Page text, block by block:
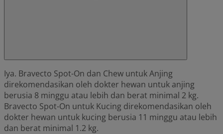
Iya. Bravecto Spot-On dan Chew untuk Anjing
direkomendasikan oleh dokter hewan untuk anjing
berusia 8 minggu atau lebih dan berat minimal 2 kg.
Bravecto Spot-On untuk Kucing direkomendasikan oleh
dokter hewan untuk kucing berusia 11 minggu atau lebih
dan berat minimal 1.2 kg.